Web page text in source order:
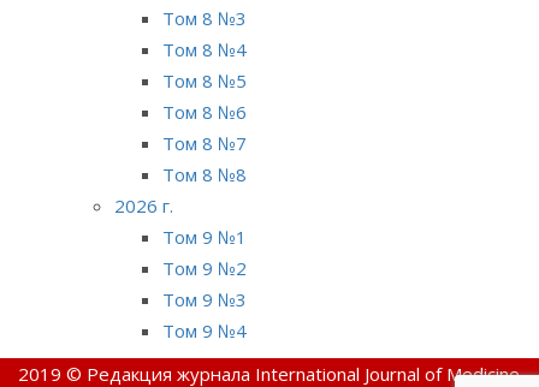
Том 8 №3
Том 8 №4
Том 8 №5
Том 8 №6
Том 8 №7
Том 8 №8
2026 г.
Том 9 №1
Том 9 №2
Том 9 №3
Том 9 №4
2019 © Редакция журнала International Journal of Medicine